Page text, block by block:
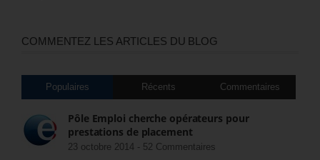
COMMENTEZ LES ARTICLES DU BLOG
Populaires Récents Commentaires
Pôle Emploi cherche opérateurs pour
prestations de placement
23 octobre 2014 - 52 Commentaires